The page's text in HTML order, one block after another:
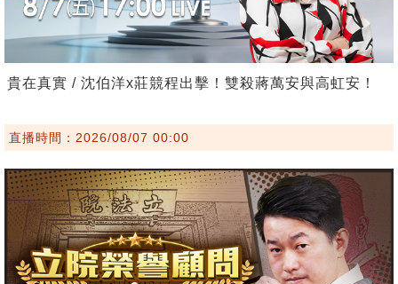
貴在真實 / 沈伯洋x莊競程出擊！雙殺蔣萬安與高虹安！
直播時間：2026/08/07 00:00